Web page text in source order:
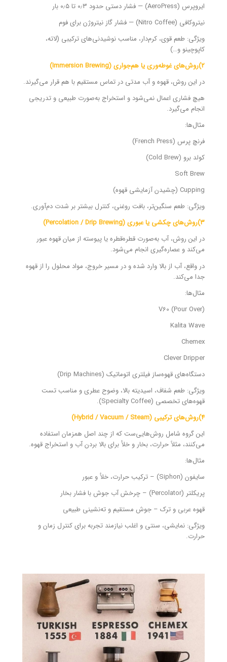
ایروپرس (AeroPress) — فشار دستی حدود ۰٫۳ تا ۰٫۵ بار
نیتروکافی (Nitro Coffee) — فشار گاز نیتروژن برای فوم
ویژگی: طعم قوی، کرم‌دار، مناسب نوشیدنی‌های ترکیبی (لاته،
کاپوچینو و…)
۲)روش‌های غوطه‌وری یا هم‌جواری (Immersion Brewing)
در این روش، قهوه و آب مدتی در تماس مستقیم با هم قرار می‌گیرند.
هیچ فشاری اعمال نمی‌شود و استخراج به‌صورت طبیعی و تدریجی
انجام می‌گیرد.
مثال‌ها:
فرنچ پرس (French Press)
کولد برو (Cold Brew)
Soft Brew
Cupping (چشیدن آزمایشی قهوه)
ویژگی: طعم سنگین‌تر، بافت روغنی، کنترل بیشتر بر شدت دم‌آوری.
۳)روش‌های چکشی یا عبوری (Percolation / Drip Brewing)
در این روش، آب به‌صورت قطره‌قطره یا پیوسته از میان قهوه عبور
می‌کند و عصاره‌گیری انجام می‌شود.
در واقع، آب از بالا وارد شده و در مسیر خروج، مواد محلول را از قهوه
جدا می‌کند.
مثال‌ها:
V60 (Pour Over)
Kalita Wave
Chemex
Clever Dripper
دستگاه‌های قهوه‌ساز فیلتری اتوماتیک (Drip Machines)
ویژگی: طعم شفاف، اسیدیته بالا، وضوح عطری و مناسب تست
قهوه‌های تخصصی (Specialty Coffee).
۴)روش‌های ترکیبی (Hybrid / Vacuum / Steam)
این گروه شامل روش‌هایی‌ست که از چند اصل همزمان استفاده
می‌کنند، مثلاً حرارت، بخار و خلأ برای بالا بردن آب و استخراج قهوه.
مثال‌ها:
سایفون (Siphon) – ترکیب حرارت، خلأ و عبور
پریکلتر (Percolator) – چرخش آب جوش با فشار بخار
قهوه عربی و ترک – جوش مستقیم و ته‌نشینی طبیعی
ویژگی: نمایشی، سنتی و اغلب نیازمند تجربه برای کنترل زمان و
حرارت.